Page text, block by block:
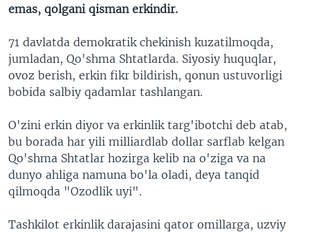
emas, qolgani qisman erkindir.
71 davlatda demokratik chekinish kuzatilmoqda,
jumladan, Qo'shma Shtatlarda. Siyosiy huquqlar,
ovoz berish, erkin fikr bildirish, qonun ustuvorligi
bobida salbiy qadamlar tashlangan.
O'zini erkin diyor va erkinlik targ'ibotchi deb atab,
bu borada har yili milliardlab dollar sarflab kelgan
Qo'shma Shtatlar hozirga kelib na o'ziga va na
dunyo ahliga namuna bo'la oladi, deya tanqid
qilmoqda "Ozodlik uyi".
Tashkilot erkinlik darajasini qator omillarga, uzviy